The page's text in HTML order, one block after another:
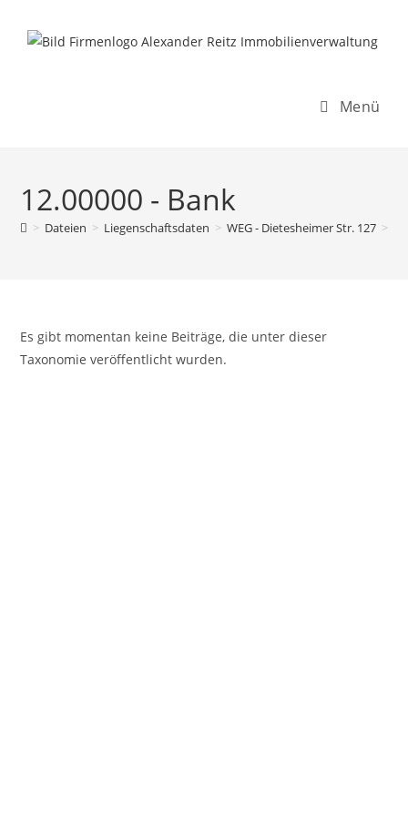
Inhalt
Menü
12.00000 - Bank
> Dateien > Liegenschaftsdaten > WEG - Dietesheimer Str. 127 >
Es gibt momentan keine Beiträge, die unter dieser
Taxonomie veröffentlicht wurden.